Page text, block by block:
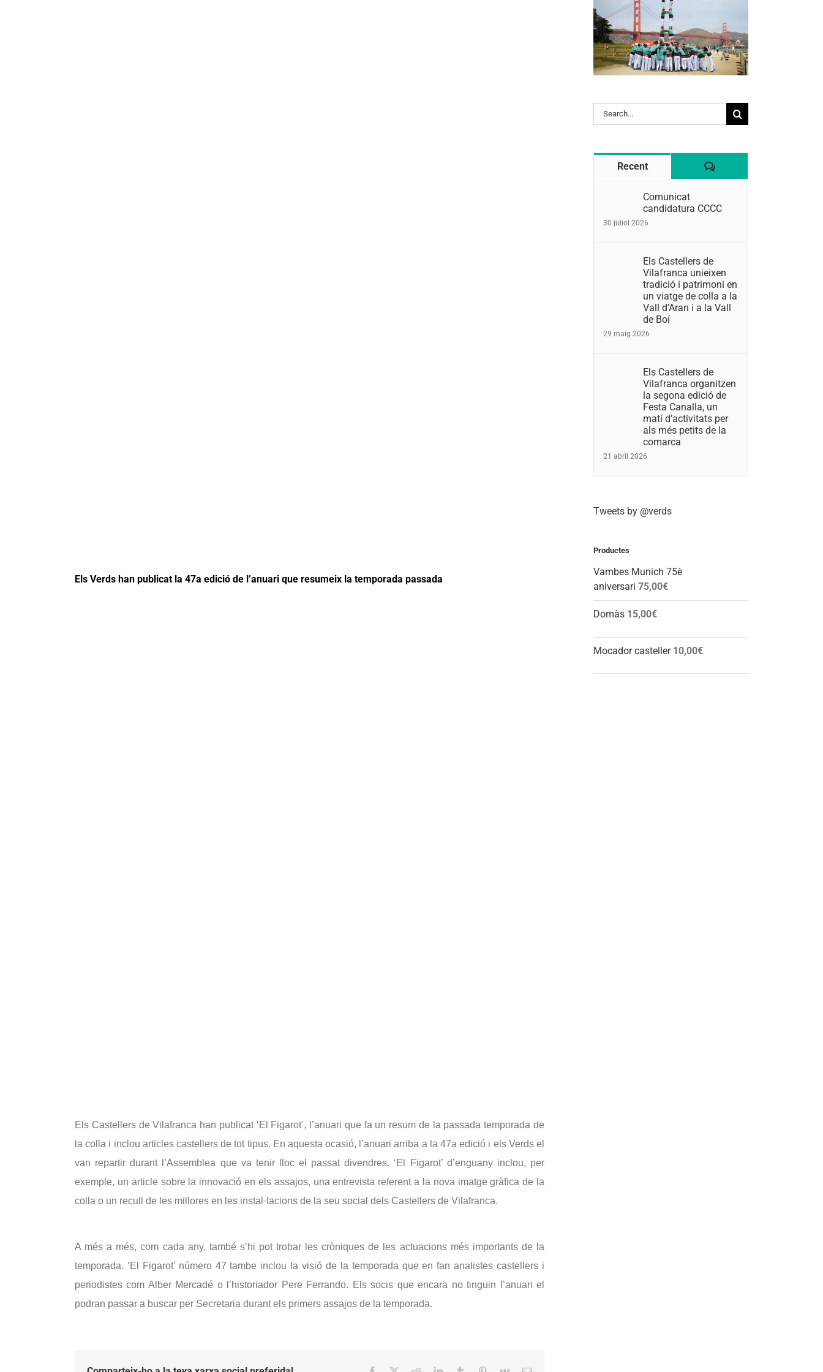
Els Verds han publicat la 47a edició de l’anuari que resumeix la temporada passada
Els Castellers de Vilafranca han publicat ‘El Figarot’, l’anuari que fa un resum de la passada temporada de
la colla i inclou articles castellers de tot tipus. En aquesta ocasió, l’anuari arriba a la 47a edició i els Verds el
van repartir durant l’Assemblea que va tenir lloc el passat divendres. ‘El Figarot’ d’enguany inclou, per
exemple, un article sobre la innovació en els assajos, una entrevista referent a la nova imatge gràfica de la
colla o un recull de les millores en les instal·lacions de la seu social dels Castellers de Vilafranca.
A més a més, com cada any, també s’hi pot trobar les cròniques de les actuacions més importants de la
temporada. ‘El Figarot’ número 47 tambe inclou la visió de la temporada que en fan analistes castellers i
periodistes com Alber Mercadé o l’historiador Pere Ferrando. Els socis que encara no tinguin l’anuari el
podran passar a buscar per Secretaria durant els primers assajos de la temporada.
Search
for:
Recent Comentaris
Comunicat
candidatura CCCC
30 juliol 2026
Els Castellers de
Vilafranca unieixen
tradició i patrimoni en
un viatge de colla a la
Vall d’Aran i a la Vall
de Boí
29 maig 2026
Els Castellers de
Vilafranca organitzen
la segona edició de
Festa Canalla, un
matí d’activitats per
als més petits de la
comarca
21 abril 2026
Tweets by @verds
Productes
Vambes Munich 75è
aniversari 75,00€
Domàs 15,00€
Mocador casteller 10,00€